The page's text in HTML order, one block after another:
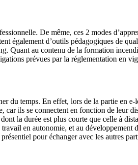
De même, ces 2 modes
également d’outils pédagogiques de
Quant au contenu de la formation
prévues par la réglementation en
du temps. En effet, lors de la partie en
car ils se connectent en fonction de leur
la durée est plus courte que celle à
en autonomie, et au développement
pour échanger avec les autres